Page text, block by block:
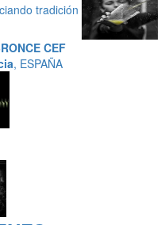
tradición
CEF
, ESPAÑA